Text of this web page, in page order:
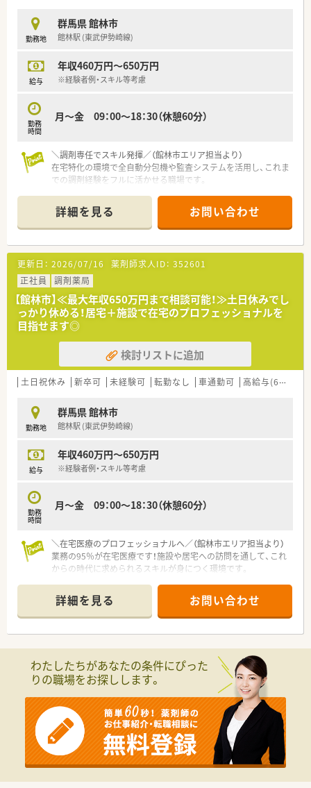
す。
【求人情報について】
れまでの経験や前職の給与を考慮して最大限の提示をいたしま
す。
す。
す。
【想定されるモデル年収】
見込め、薬局長候補として入社した場合は606万円以上も可能で
す。
■40歳の経験豊富な方には577万円以上、薬局長を任せられる方
■薬剤師地域選択制度により全国転勤コースを選んだ場合には、
さらに転勤手当や賞与の加算があり大幅な年収アップが狙えま
す。
勤務地
群馬県 館林市
館林駅 (東武伊勢崎線)
給与
年収460万円～650万円
※経験者例・スキル等考慮
勤務
時間
月～金 09：00～18：30（休憩60分）
＼調剤専任でスキル発揮／（館林市エリア担当より）
在宅特化の環境で全自動分包機や監査システムを活用し、これま
での調剤経験をフルに活かせる職場です。
【店舗情報と応需状況について】
■最寄りの館林駅から車で5分ほどの場所に位置し、業務の約95
パーセントを在宅医療が占める調剤薬局です。
■現在は施設在宅を約5件、居宅在宅を30～50人ほど対応してお
り、多職種と連携しています。
■常勤と非常勤を合わせて4名の薬剤師が在籍しており、複数の
栄養士とともに専門性の高い業務を行っています。
【勤務実態について】
■土曜日と日曜日および祝日が固定でお休みとなっており、平日
の勤務時間も18時30分までと無理のないシフトです。
■年間を通して有給休暇をしっかりと取得できるほか、夏期休暇
や年末年始には連休を取って心身をリフレッシュできます。
■残業が発生した場合でも時間外手当が30分単位できっちりと
【想定される業務内容】
■全自動分包機や監査システムを活用しながら、施設や個人宅へ
■行政と契約して栄養指導を行う栄養士が複数名在籍しており、
多職種と密に連携しながら在宅医療を実践します。
われることなく目の前の調剤業務にしっかりと集中できます。
■スタッフ間の仲が良くチームワークを大切にしており、互いに
助け合いながら和やかな雰囲気で日々の業務に取り組んでいま
■転居を伴うような店舗間の異動は一切発生しないため、住み慣
れた地域で腰を据えて長期的なキャリアを築いていくことが可
能です。
詳細を見る お問い合わせ
更新日： 2026/07/16 薬剤師求人ID： 352601
正社員
調剤薬局
【館林市】≪最大年収650万円まで相談可能！≫土日休みでし
っかり休める！居宅＋施設で在宅のプロフェッショナルを
目指せます◎
検討リストに追加
土日祝休み 新卒可 未経験可 転勤なし 車通勤可 高給与(600万円以上)
勤務地
群馬県 館林市
館林駅 (東武伊勢崎線)
給与
年収460万円～650万円
※経験者例・スキル等考慮
勤務
時間
月～金 09：00～18：30（休憩60分）
＼在宅医療のプロフェッショナルへ／（館林市エリア担当より）
業務の95％が在宅医療です！施設や居宅への訪問を通して、これ
からの時代に求められるスキルが身につく環境です。
【店舗情報と応需状況について】
■最寄りの館林駅から車で5分ほどの場所に位置し、業務の約
95％を在宅医療が占める在宅専門の調剤薬局の求人です。
■薬剤師は常勤と非常勤合わせて4名以上が在籍しており、栄養
士も複数名活躍する専門性の高い充実した職場環境です。
【法人特徴について】
■群馬県および埼玉県においてグループ全体で9店舗の調剤薬局
を展開し、地域密着型の医療サービスを提供しています。
■代表は地域の薬剤師会会長を務めており、業界の最新動向を捉
えながら地域医療の発展に大きく貢献している法人です。
■薬局事業だけでなく在宅医療にも全社的に深く注力しており、
地域の施設や個人の患者様の健康維持を力強く支えています。
詳細を見る お問い合わせ
わたしたちがあなたの条件にぴった
りの職場をお探しします。